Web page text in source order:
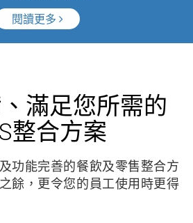
閱讀更多
滿足您所需的
整合方案
功能完善的餐飲及零售整合方
餘，更令您的員工使用時更得